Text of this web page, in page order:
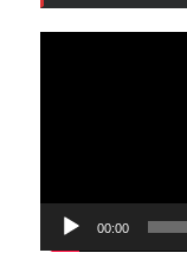
00:00